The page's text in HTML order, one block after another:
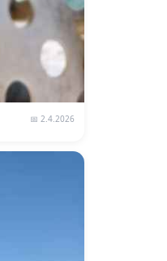
📅 2.4.2026